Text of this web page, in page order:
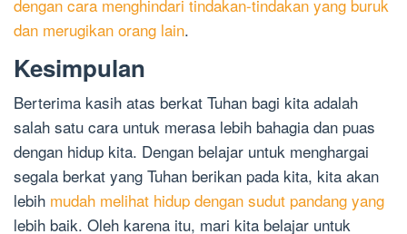
dengan cara menghindari tindakan-tindakan yang buruk
dan merugikan orang lain.
Kesimpulan
Berterima kasih atas berkat Tuhan bagi kita adalah
salah satu cara untuk merasa lebih bahagia dan puas
dengan hidup kita. Dengan belajar untuk menghargai
segala berkat yang Tuhan berikan pada kita, kita akan
lebih mudah melihat hidup dengan sudut pandang yang
lebih baik. Oleh karena itu, mari kita belajar untuk